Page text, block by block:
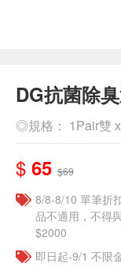
DG抗菌除
◎規格： 1Pair雙
$ 65 $69
8/8-8/10 單筆折
品不適用，不得
$2000
即日起-9/1 不限